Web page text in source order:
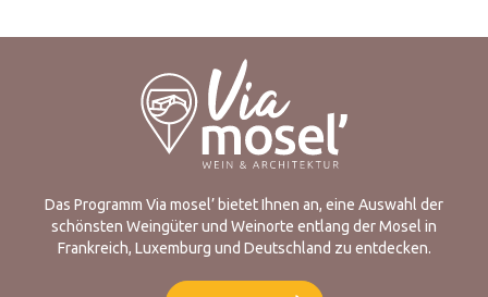
Das Programm Via mosel’ bietet Ihnen an, eine Auswahl der
schönsten Weingüter und Weinorte entlang der Mosel in
Frankreich, Luxemburg und Deutschland zu entdecken.